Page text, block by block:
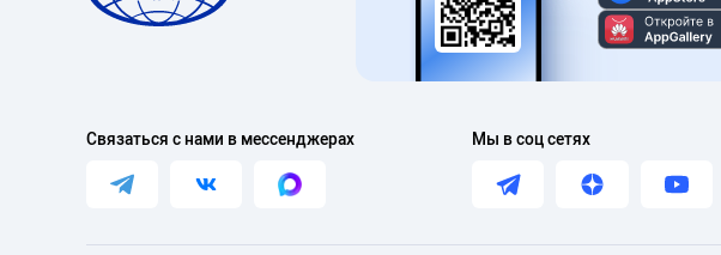
Связаться с нами в мессенджерах Мы в соц сетях